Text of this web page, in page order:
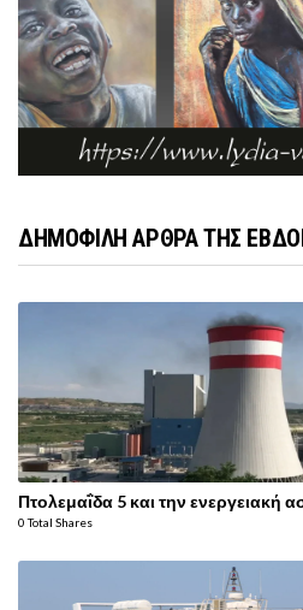
ΔΗΜΟΦΙΛΗ ΑΡΘΡΑ ΤΗΣ
Πτολεμαΐδα 5 και την ενεργειακή
0 Total Shares